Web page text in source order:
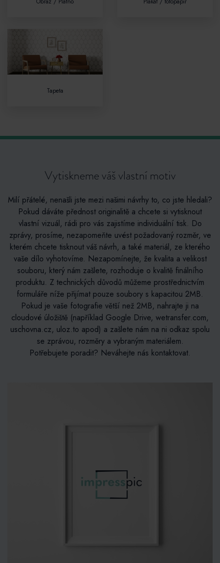
Tapeta
Vytiskneme váš vlastní motiv
Milí přátelé, nenašli jste mezi našimi návrhy to, co jste hledali?
Pokud dáváte přednost originalitě a chcete si vytisknout
vlastní vizuál, rádi pro vás zajistíme individuální tisk. Do
zprávy, prosíme, nezapomeňte uvést požadovaný rozměr, ve
kterém chcete tisknout váš návrh, a také materiál, ze kterého
vaše dílo vyhotovíme. Nezapomínejte, že kvalita a velikost
souboru, který nám zašlete, rozhoduje o kvalitě finálního
produktu. Z technických důvodů můžeme prostřednictvím
formuláře níže přijímat pouze soubory s kapacitou 2MB.
Pokud je vaše fotografie větší než 2MB, nahrajte ji na
cloudové úložiště (například Google Drive, wetransfer.com,
uschovna.cz, uloz.to apod) a zašlete nám na ni odkaz spolu
se zprávou, rozměry a vybraným materiálem.
Potřebujete poradit? Neváhejte nás kontaktovat.